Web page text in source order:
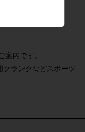
案内です。
クランクなどスポーツ